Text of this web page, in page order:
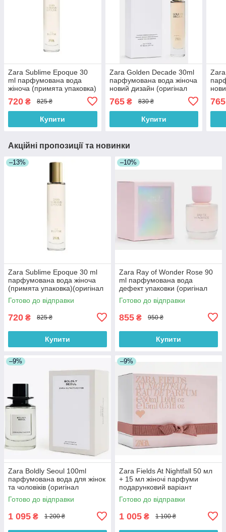
Zara Sublime Epoque 30
ml парфумована вода
жіноча (примята упаковка)
(оригінал оригінал Іспанія)
720 ₴ 825 ₴
Купити
Zara Golden Decade 30ml
парфумована вода жіноча
новий дизайн (оригінал
765₴ 830 ₴
Купити
765
Акційні пропозиції та новинки
–13%
Zara Sublime Epoque 30 ml
парфумована вода жіноча
(примята упаковка)(оригінал
оригінал Іспанія)
Готово до відправки
720 ₴ 825 ₴
Купити
–10%
Zara Ray of Wonder Rose 90
ml парфумована вода
дефект упаковки (оригінал
оригінал Іспанія)
Готово до відправки
855 ₴ 950 ₴
Купити
–9%
Zara Boldly Seoul 100ml
парфумована вода для жінок
та чоловіків (оригінал
оригінал Іспанія)
Готово до відправки
1 095 ₴ 1 200 ₴
–9%
Zara Fields At Nightfall 50 мл
+ 15 мл жіночі парфуми
подарунковий варіант
(оригінал оригінал Іспанія)
Готово до відправки
1 005 ₴ 1 100 ₴